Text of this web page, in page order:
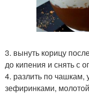
3. вынуть корицу
до кипения и снять с
4. разлить по чашкам,
зефиринками,